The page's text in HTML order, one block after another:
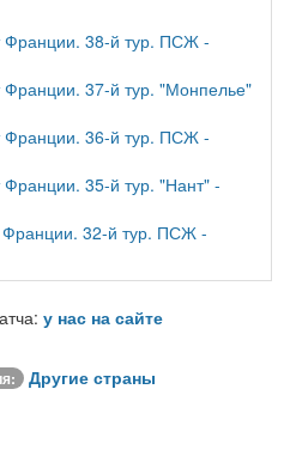
Франции. 38-й тур. ПСЖ -
37-й тур. "Монпелье"
Франции. 36-й тур. ПСЖ -
35-й тур. "Нант" -
32-й тур. ПСЖ -
у нас на сайте
Другие страны